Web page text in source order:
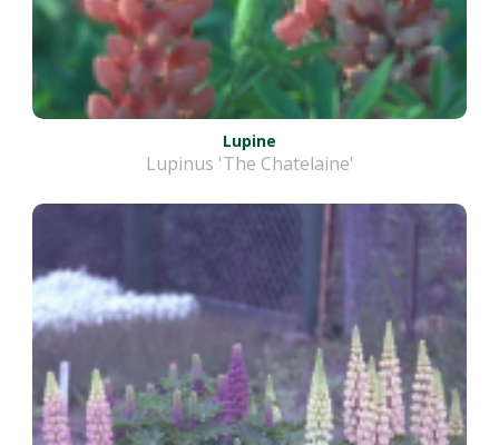
Lupine
Lupinus 'The Chatelaine'